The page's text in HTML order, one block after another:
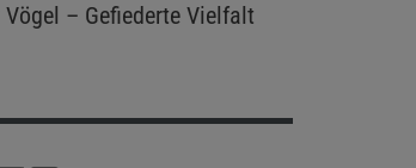
Vögel – Gefiederte Vielfalt